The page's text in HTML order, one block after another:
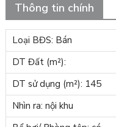
Thông tin chính
Loại BĐS: Bán
DT Đất (m²):
DT sử dụng (m²): 145
Nhìn ra: nội khu